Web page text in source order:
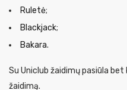
Ruletė;
Blackjack;
Bakara.
Su Uniclub žaidimų pasiūla
žaidimą.